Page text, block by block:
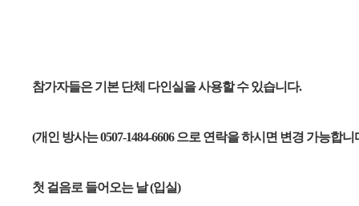
참가자들은 기본 단체 다인실을 사용할 수 있습니다.
(개인 방사는 0507-1484-6606 으로 연락을 하시면 변경 가능합니
첫 걸음로 들어오는 날 (입실)